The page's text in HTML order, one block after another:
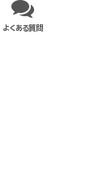
よくある質問